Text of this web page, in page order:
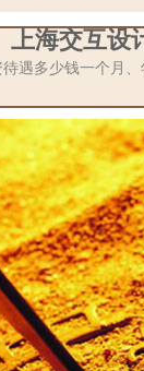
上海交互设
遇多少钱一个月